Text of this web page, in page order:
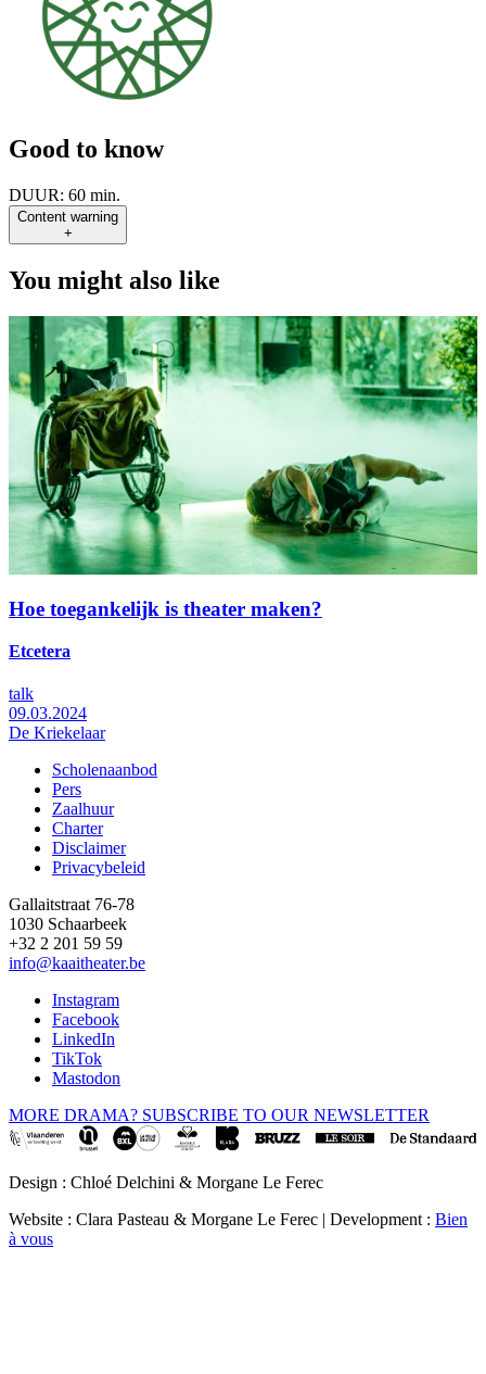
Good to know
DUUR: 60 min.
Content warning
+
You might also like
Hoe toegankelijk is theater maken?
Etcetera
talk
09.03.2024
De Kriekelaar
Footer
Scholenaanbod
Pers
Zaalhuur
Charter
Disclaimer
Privacybeleid
Gallaitstraat 76-78
1030 Schaarbeek
+32 2 201 59 59
info@kaaitheater.be
Instagram
Facebook
LinkedIn
TikTok
Mastodon
MORE DRAMA? SUBSCRIBE TO OUR NEWSLETTER
Design : Chloé Delchini & Morgane Le Ferec
Website : Clara Pasteau & Morgane Le Ferec | Development : Bien
à vous